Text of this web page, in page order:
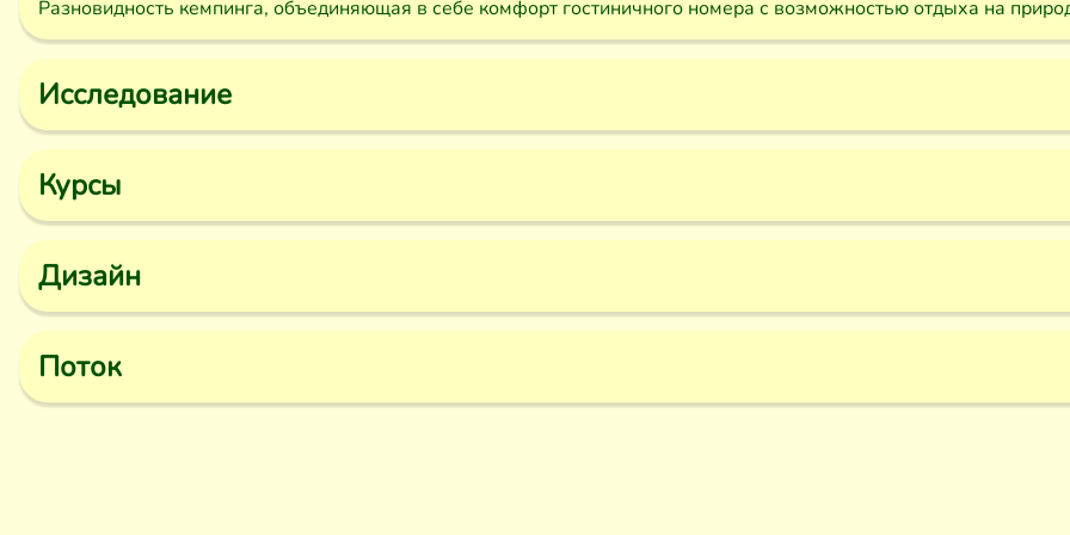
Разновидность кемпинга, объединяющая в себе комфорт гостиничного номера с возможностью отдыха на
Исследование
Курсы
Дизайн
Поток